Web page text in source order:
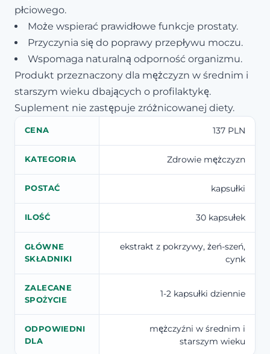
płciowego.
Może wspierać prawidłowe funkcje prostaty.
Przyczynia się do poprawy przepływu moczu.
Wspomaga naturalną odporność organizmu.
Produkt przeznaczony dla mężczyzn w średnim i
starszym wieku dbających o profilaktykę.
Suplement nie zastępuje zróżnicowanej diety.
CENA 137 PLN
KATEGORIA Zdrowie mężczyzn
POSTAĆ kapsułki
ILOŚĆ 30 kapsułek
GŁÓWNE
SKŁADNIKI
ekstrakt z pokrzywy, żeń-szeń,
cynk
ZALECANE
SPOŻYCIE
1-2 kapsułki dziennie
ODPOWIEDNI
DLA
mężczyźni w średnim i
starszym wieku